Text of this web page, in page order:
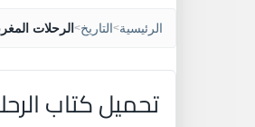
الرئيسية>التاريخ> الرحلات
تحميل كتاب